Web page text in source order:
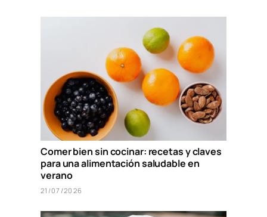
Comer bien sin cocinar: recetas y claves
para una alimentación saludable en
verano
21/07/2026